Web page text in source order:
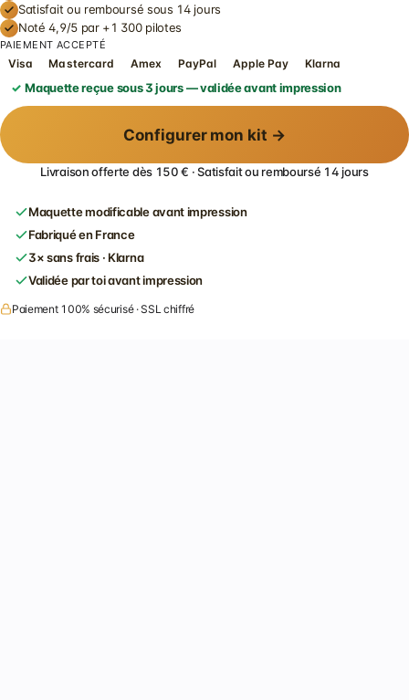
Satisfait ou remboursé sous 14 jours
Noté 4,9/5 par +1 300 pilotes
PAIEMENT ACCEPTÉ
Visa Mastercard Amex PayPal Apple Pay Klarna
Maquette reçue sous 3 jours — validée avant impression
Configurer mon kit →
Livraison offerte dès 150 € · Satisfait ou remboursé 14 jours
Maquette modificable avant impression
Fabriqué en France
3× sans frais · Klarna
Validée par toi avant impression
Paiement 100% sécurisé · SSL chiffré